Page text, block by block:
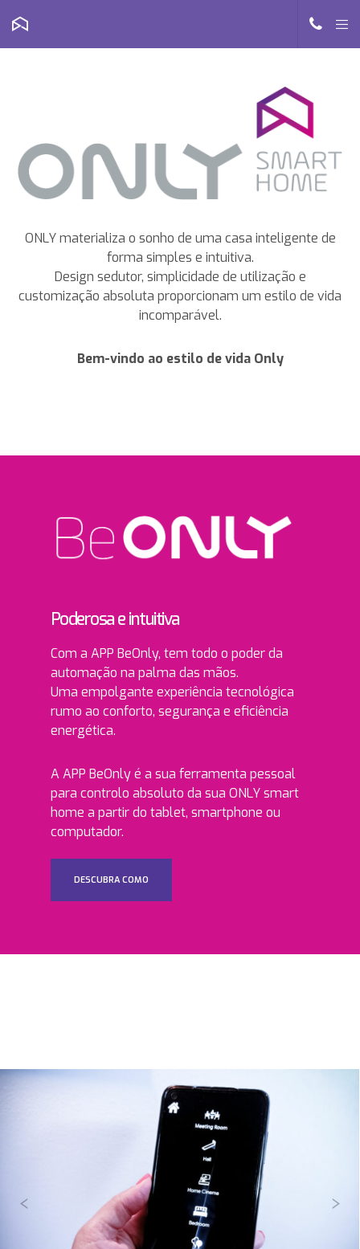
ONLY materializa o sonho de uma casa inteligente de
forma simples e intuitiva.
Design sedutor, simplicidade de utilização e
customização absoluta proporcionam um estilo de vida
incomparável.
Bem-vindo ao estilo de vida Only
Poderosa e intuitiva
Com a APP BeOnly, tem todo o poder da
automação na palma das mãos.
Uma empolgante experiência tecnológica
rumo ao conforto, segurança e eficiência
energética.
A APP BeOnly é a sua ferramenta pessoal
para controlo absoluto da sua ONLY smart
home a partir do tablet, smartphone ou
computador.
DESCUBRA COMO